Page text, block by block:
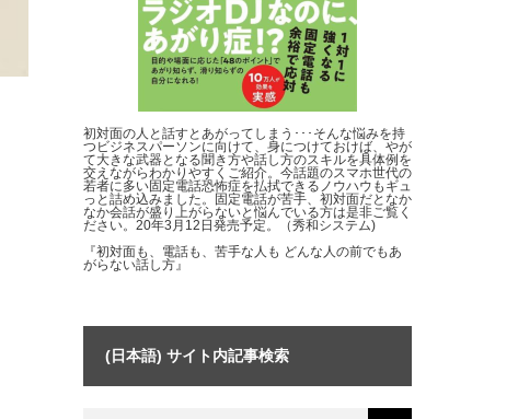
初対面の人と話すとあがってしまう･･･そんな悩みを持
つビジネスパーソンに向けて、身につけておけば、やが
て大きな武器となる聞き方や話し方のスキルを具体例を
交えながらわかりやすくご紹介。今話題のスマホ世代の
若者に多い固定電話恐怖症を払拭できるノウハウもギュ
っと詰め込みました。固定電話が苦手、初対面だとなか
なか会話が盛り上がらないと悩んでいる方は是非ご覧く
ださい。20年3月12日発売予定。（秀和システム)
『初対面も、電話も、苦手な人も どんな人の前でもあ
がらない話し方』
(日本語) サイト内記事検索